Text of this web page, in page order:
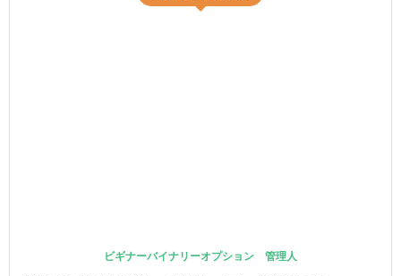
ビギナーバイナリーオプション 管理人